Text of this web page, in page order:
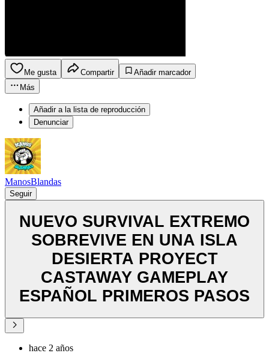
Me gusta Compartir
Añadir marcador
Más
Añadir a la lista de reproducción
Denunciar
ManosBlandas
Seguir
NUEVO SURVIVAL EXTREMO
SOBREVIVE EN UNA ISLA
DESIERTA PROYECT
CASTAWAY GAMEPLAY
ESPAÑOL PRIMEROS PASOS
hace 2 años